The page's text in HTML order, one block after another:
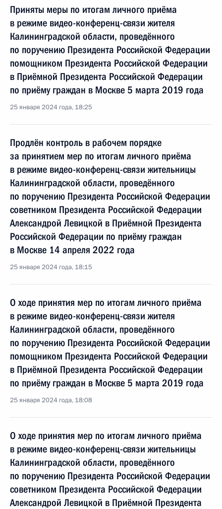
Приняты меры по итогам личного приёма
в режиме видео-конференц-связи жителя
Калининградской области, проведённого
по поручению Президента Российской Федерации
помощником Президента Российской Федерации
в Приёмной Президента Российской Федерации
по приёму граждан в Москве 5 марта 2019 года
25 января 2024 года, 18:25
Продлён контроль в рабочем порядке
за принятием мер по итогам личного приёма
в режиме видео-конференц-связи жительницы
Калининградской области, проведённого
по поручению Президента Российской Федерации
советником Президента Российской Федерации
Александрой Левицкой в Приёмной Президента
Российской Федерации по приёму граждан
в Москве 14 апреля 2022 года
25 января 2024 года, 18:15
О ходе принятия мер по итогам личного приёма
в режиме видео-конференц-связи жителя
Калининградской области, проведённого
по поручению Президента Российской Федерации
помощником Президента Российской Федерации
в Приёмной Президента Российской Федерации
по приёму граждан в Москве 5 марта 2019 года
25 января 2024 года, 18:08
О ходе принятия мер по итогам личного приёма
в режиме видео-конференц-связи жительницы
Калининградской области, проведённого
по поручению Президента Российской Федерации
советником Президента Российской Федерации
Александрой Левицкой в Приёмной Президента